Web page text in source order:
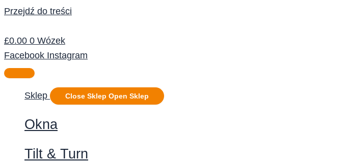
Przejdź do treści
£0.00 0 Wózek
Facebook Instagram
Sklep Close Sklep Open Sklep
Okna
Tilt & Turn